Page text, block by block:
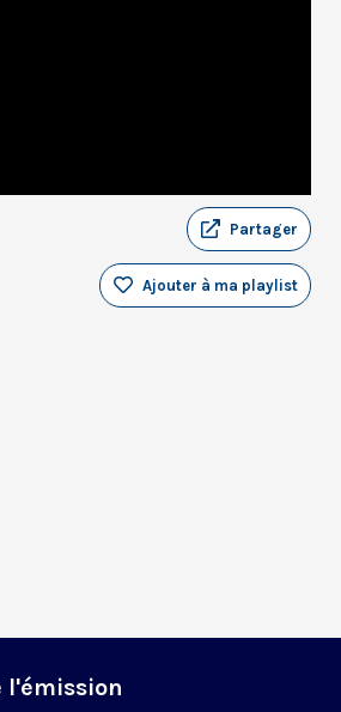
Partager
Ajouter à ma playlist
l'émission